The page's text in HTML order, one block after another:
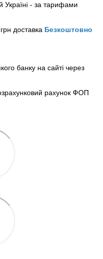
- за тарифами
доставка Безкоштовно
банку на сайті через
рахунок ФОП